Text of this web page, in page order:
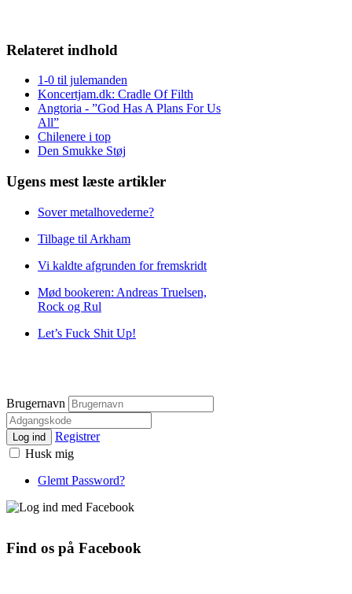
Relateret indhold
1-0 til julemanden
Koncertjam.dk: Cradle Of Filth
Angtoria - ”God Has A Plans For Us
All”
Chilenere i top
Den Smukke Støj
Ugens mest læste artikler
Sover metalhovederne?
Tilbage til Arkham
Vi kaldte afgrunden for fremskridt
Mød bookeren: Andreas Truelsen,
Rock og Rul
Let’s Fuck Shit Up!
Brugernavn
Log ind
Registrer
Husk mig
Glemt Password?
Find os på Facebook